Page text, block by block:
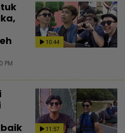
10:44
PM
11:57